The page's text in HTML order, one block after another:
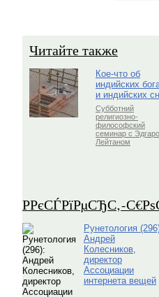
Читайте также
Кое-что об
индийских
и индийских
Субботний
религиозно-
философский
семинар с
Лейтаном
Р­РєСЃРїРµСЂС‚-
Рунетология
Андрей
Колесников,
директор
Ассоциации
интернета вещей